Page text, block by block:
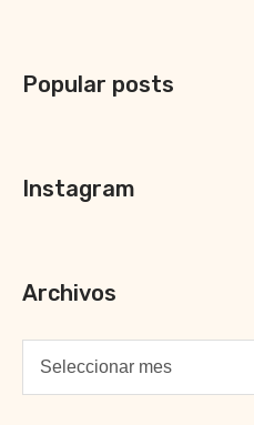
Popular posts
Instagram
Archivos